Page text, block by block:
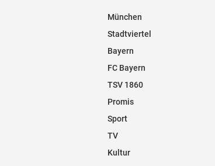
München
Stadtviertel
Bayern
FC Bayern
TSV 1860
Promis
Sport
TV
Kultur